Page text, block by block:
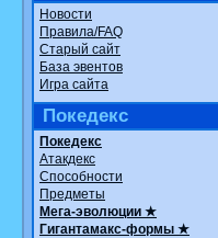
Новости
Правила/FAQ
Старый сайт
База эвентов
Игра сайта
Покедекс
Покедекс
Атакдекс
Способности
Предметы
Мега-эволюции ★
Гигантамакс-формы ★